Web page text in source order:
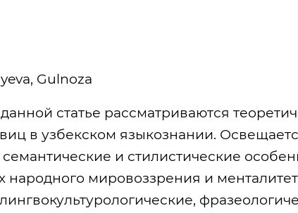
Gulnoza
статье рассматриваются
в узбекском языкознании.
и стилистические
народного мировоззрения и